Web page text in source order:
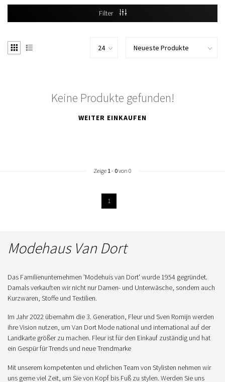
Filter
Keine Produkte gefunden!
WEITER EINKAUFEN
Zeige 1 - 0von 0
1
Modehaus Van Dort
Das Familienunternehmen 'Modehuis van Dort' wurde 1954 gegründet.
Damals verkauften wir nicht nur Damen- und Unterwäsche, sondern auch
Kurzwaren, Stoffe und Textilien.
Im Jahr 2022 übernahm die 3. Generation, Fleur und Sven Romijn werden
ihre Vision nutzen, um Van Dort Mode national und international auf der
Landkarte größer zu machen. Fleur ist für den Einkauf zuständig und hat
ein Gespür für Trends und neue Trendmarke
Mit unserem kompetenten und ehrlichen Team von Stylisten nehmen wir
uns gerne viel Zeit, um Sie von Kopf bis Fuß zu stylen. Werden Sie uns